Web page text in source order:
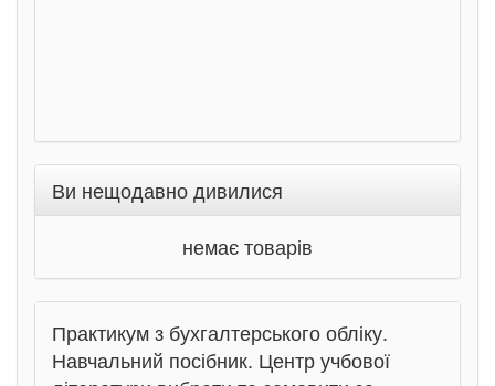
Ви нещодавно дивилися
немає товарів
Практикум з бухгалтерського обліку.
Навчальний посібник. Центр учбової